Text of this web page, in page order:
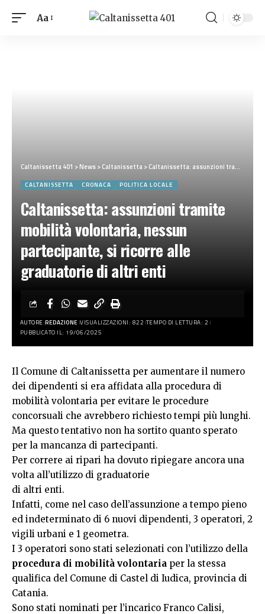
Aa
Caltanissetta 401 >News>Caltanissetta>Caltanissetta: assunzioni tramite mobilità volontaria, nessun partecipante, si ricorre alle graduatorie di altri enti
CALTANISSETTA CRONACA POLITICA LOCALE
Caltanissetta: assunzioni tramite
mobilità volontaria, nessun
partecipante, si ricorre alle
graduatorie di altri enti
AUTORE:REDAZIONE VISUALIZZAZIONI: 822 TEMPO DI LETTURA: 2
PUBBLICATO IL: 19/06/2025
Il Comune di Caltanissetta per aumentare il numero
dei dipendenti si era affidata alla procedura di
mobilità volontaria per evitare le procedure
concorsuali che avrebbero richiesto tempi più lunghi.
Ma questo tentativo non ha sortito quanto sperato
per la mancanza di partecipanti.
Per correre ai ripari ha dovuto ripiegare ancora una
volta all’utilizzo di graduatorie
di altri enti.
Infatti, come nel caso dell’assunzione a tempo pieno
ed indeterminato di 6 nuovi dipendenti, 3 operatori, 2
vigili urbani e 1 geometra.
I 3 operatori sono stati selezionati con l’utilizzo della
procedura di mobilità volontaria per la stessa
qualifica del Comune di Castel di Iudica, provincia di
Catania.
Sono stati nominati per l’incarico Franco Calisi,